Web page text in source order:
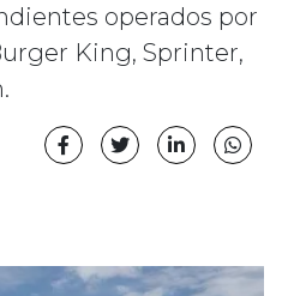
operados por
King, Sprinter,